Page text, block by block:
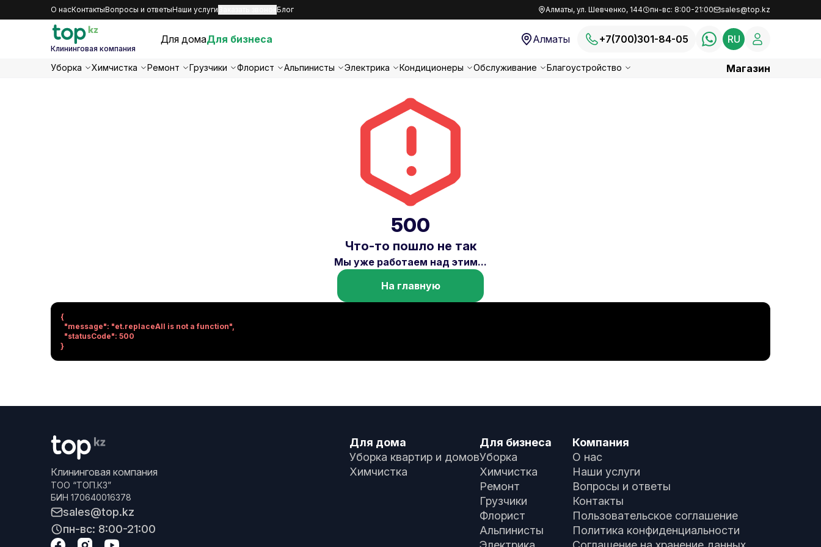
О насКонтактыВопросы и ответыНаши услуги Блог Алматы, ул. Шевченко, 144 пн-вс: 8:00-21:00 sales@top.kz
Клининговая компания
Для домаДля бизнеса Алматы +7(700)301-84-05 RU
Уборка Химчистка Ремонт Грузчики Флорист Альпинисты Электрика Кондиционеры Обслуживание Благоустройство Магазин
500
Что-то пошло не так
Мы уже работаем над этим...
На главную
{
}
Клининговая компания
ТОО “ТОП.КЗ”
БИН 170640016378
sales@top.kz
пн-вс: 8:00-21:00
Для дома
Уборка квартир и домов
Химчистка
Для бизнеса
Уборка
Химчистка
Ремонт
Грузчики
Флорист
Альпинисты
Компания
О нас
Наши услуги
Вопросы и ответы
Контакты
Пользовательское соглашение
Политика конфиденциальности